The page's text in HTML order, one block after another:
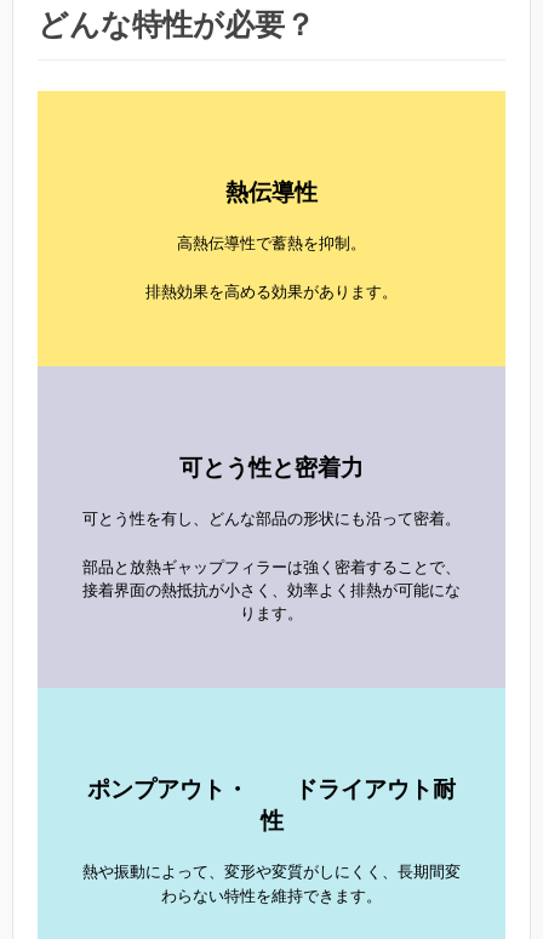
どんな特性が必要？
熱伝導性
高熱伝導性で蓄熱を抑制。
排熱効果を高める効果があります。
可とう性と密着力
可とう性を有し、どんな部品の形状にも沿って密着。
部品と放熱ギャップフィラーは強く密着することで、
接着界面の熱抵抗が小さく、効率よく排熱が可能にな
ります。
ポンプアウト ・
ドライアウト耐
性
熱や振動によって、変形や変質がしにくく、長期間変
わらない特性を維持できます。